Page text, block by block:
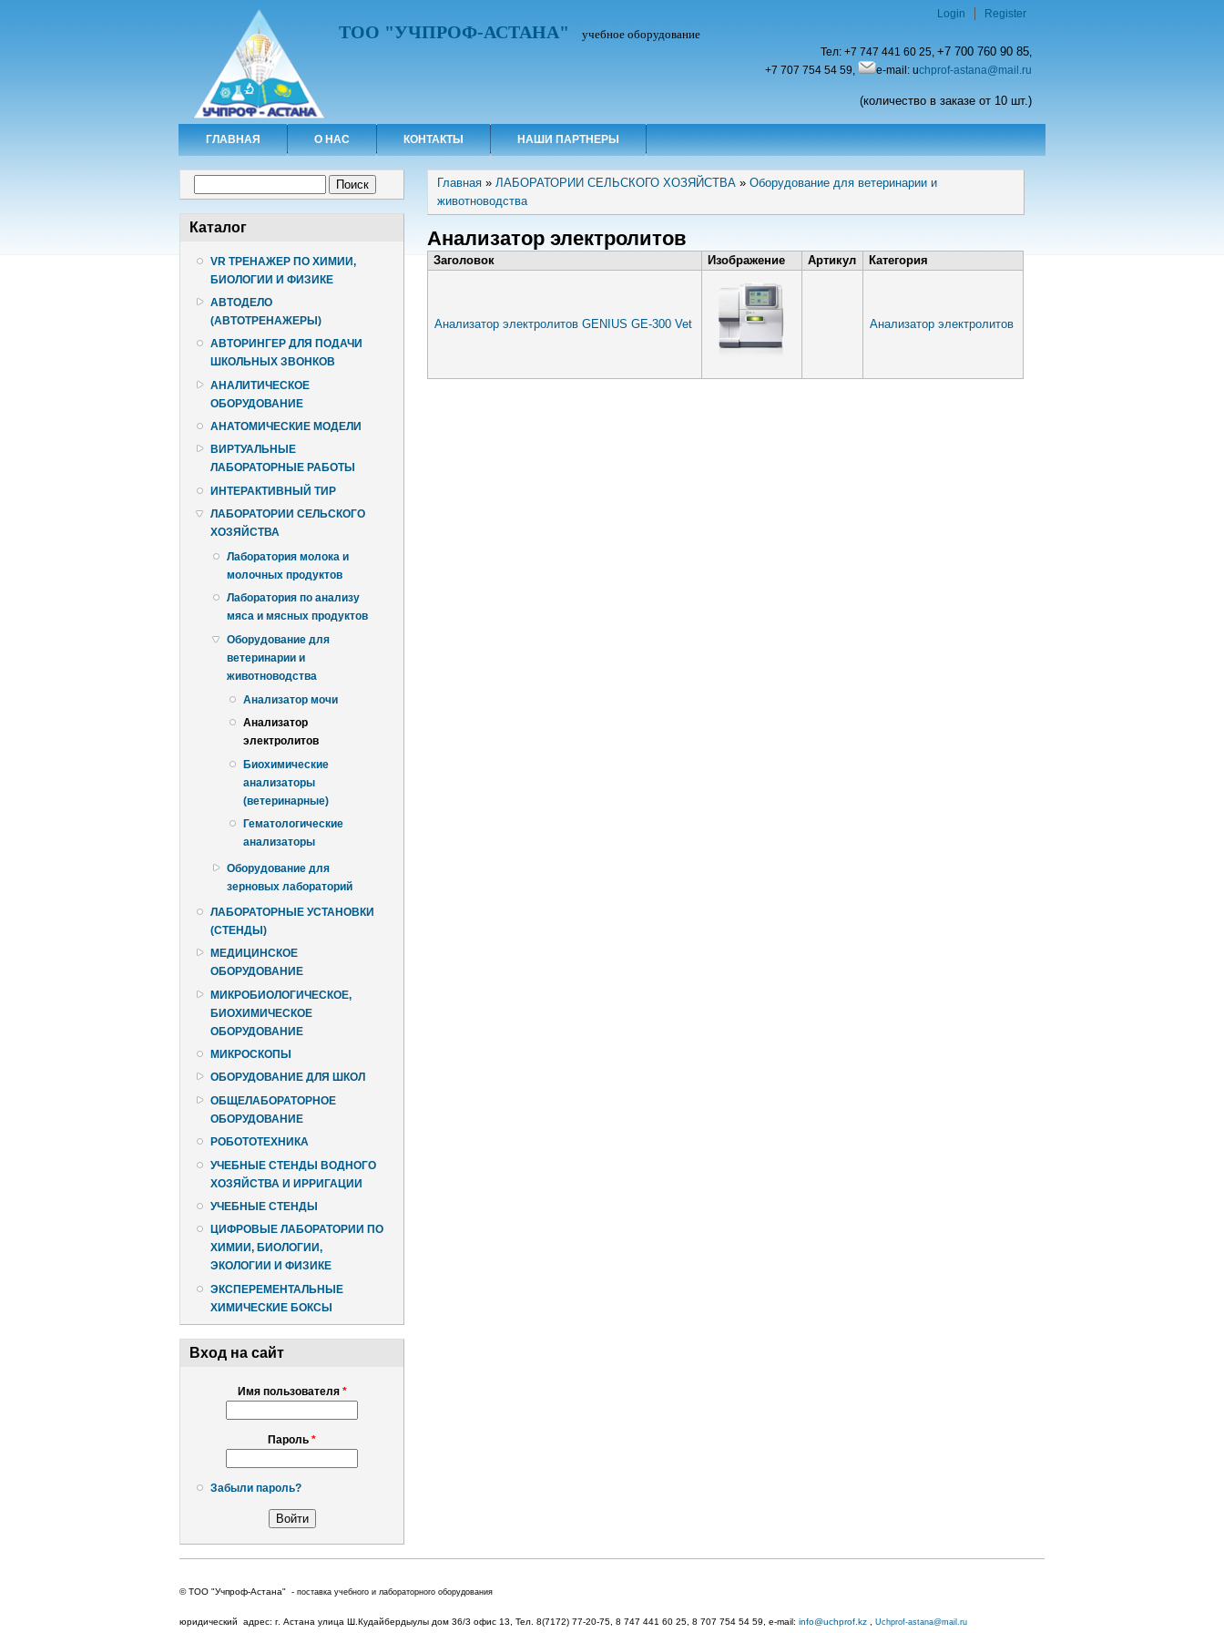
ТОО "УЧПРОФ-АСТАНА" учебное оборудование
Тел: +7 747 441 60 25, +7 700 760 90 85,
+7 707 754 54 59,
e-mail: uchprof-astana@mail.ru
(количество в заказе от 10 шт.)
Login Register
ГЛАВНАЯ О НАС КОНТАКТЫ НАШИ ПАРТНЕРЫ
Каталог
VR ТРЕНАЖЕР ПО ХИМИИ,
БИОЛОГИИ И ФИЗИКЕ
АВТОДЕЛО
(АВТОТРЕНАЖЕРЫ)
АВТОРИНГЕР ДЛЯ ПОДАЧИ
ШКОЛЬНЫХ ЗВОНКОВ
АНАЛИТИЧЕСКОЕ
ОБОРУДОВАНИЕ
АНАТОМИЧЕСКИЕ МОДЕЛИ
ВИРТУАЛЬНЫЕ
ЛАБОРАТОРНЫЕ РАБОТЫ
ИНТЕРАКТИВНЫЙ ТИР
ЛАБОРАТОРИИ СЕЛЬСКОГО
ХОЗЯЙСТВА
Лаборатория молока и
молочных продуктов
Лаборатория по анализу
мяса и мясных продуктов
Оборудование для
ветеринарии и
животноводства
Анализатор мочи
Анализатор
электролитов
Биохимические
анализаторы
(ветеринарные)
Гематологические
анализаторы
Оборудование для
зерновых лабораторий
ЛАБОРАТОРНЫЕ УСТАНОВКИ
(СТЕНДЫ)
МЕДИЦИНСКОЕ
ОБОРУДОВАНИЕ
МИКРОБИОЛОГИЧЕСКОЕ,
БИОХИМИЧЕСКОЕ
ОБОРУДОВАНИЕ
МИКРОСКОПЫ
ОБОРУДОВАНИЕ ДЛЯ ШКОЛ
ОБЩЕЛАБОРАТОРНОЕ
ОБОРУДОВАНИЕ
РОБОТОТЕХНИКА
УЧЕБНЫЕ СТЕНДЫ ВОДНОГО
ХОЗЯЙСТВА И ИРРИГАЦИИ
УЧЕБНЫЕ СТЕНДЫ
ЦИФРОВЫЕ ЛАБОРАТОРИИ ПО
ХИМИИ, БИОЛОГИИ,
ЭКОЛОГИИ И ФИЗИКЕ
ЭКСПЕРЕМЕНТАЛЬНЫЕ
ХИМИЧЕСКИЕ БОКСЫ
Вход на сайт
Имя пользователя *
Пароль *
Забыли пароль?
Вы здесь
Главная » ЛАБОРАТОРИИ СЕЛЬСКОГО ХОЗЯЙСТВА » Оборудование для ветеринарии и
животноводства
Анализатор электролитов
Заголовок Изображение Артикул Категория
Анализатор электролитов GENIUS GE-300 Vet Анализатор электролитов
© ТОО "Учпроф-Астана" - поставка учебного и лабораторного оборудования
юридический адрес: г. Астана улица Ш.Кудайбердыулы дом 36/3 офис 13, Тел. 8(7172) 77-20-75, 8 747 441 60 25, 8 707 754 54 59 , e-mail: info@uchprof.kz Uchprof-astana@mail.ru